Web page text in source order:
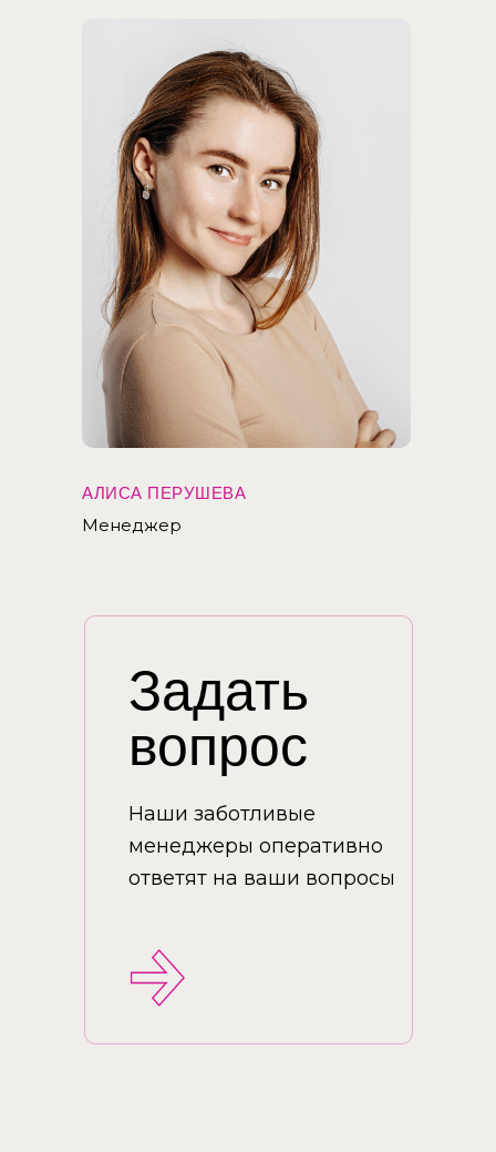
АЛИСА ПЕРУШЕВА
Менеджер
Наши заботливые
менеджеры оперативно
ответят на ваши вопросы
Задать
вопрос